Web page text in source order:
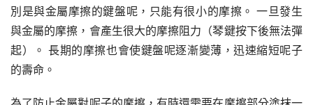
別是與金屬摩擦的鍵盤呢，只能有很小的摩擦。 一旦發生
與金屬的摩擦，會產生很大的摩擦阻力（琴鍵按下後無法彈
起）。 長期的摩擦也會使鍵盤呢逐漸變薄，迅速縮短呢子
的壽命。